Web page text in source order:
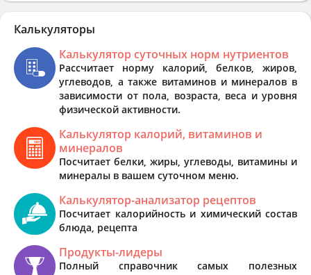
Калькуляторы
Калькулятор суточных норм нутриентов
Рассчитает норму калорий, белков, жиров,
углеводов, а также витаминов и минералов в
зависимости от пола, возраста, веса и уровня
физической активности.
Калькулятор калорий, витаминов и
минералов
Посчитает белки, жиры, углеводы, витамины и
минералы в вашем суточном меню.
Калькулятор-анализатор рецептов
Посчитает калорийность и химический состав
блюда, рецепта
Продукты-лидеры
Полный справочник самых полезных